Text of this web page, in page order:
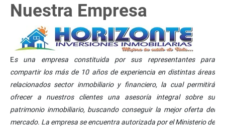
Nuestra Empresa
Es una empresa constituida por sus representantes para
compartir los más de 10 años de experiencia en distintas áreas
relacionados sector inmobiliario y financiero, la cual permitirá
ofrecer a nuestros clientes una asesoría integral sobre su
patrimonio inmobiliario, buscando conseguir la mejor oferta del
mercado. La empresa se encuentra autorizada por el Ministerio de